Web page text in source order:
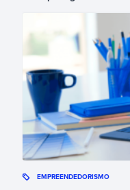
EMPREENDEDORISMO